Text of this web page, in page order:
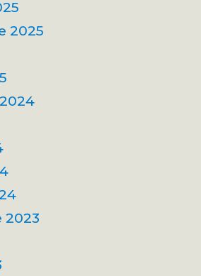
2025
2023